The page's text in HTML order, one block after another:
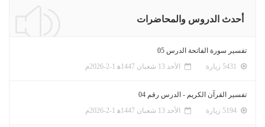
أحدث الدروس والمحاضرات
تفسير سورة الفاتحة الدرس 05
الأحد 13 شعبان 1447ﻫ 1-2-2026م
تفسير القرآن الكريم - الدرس رقم 04
الأحد 13 شعبان 1447ﻫ 1-2-2026م